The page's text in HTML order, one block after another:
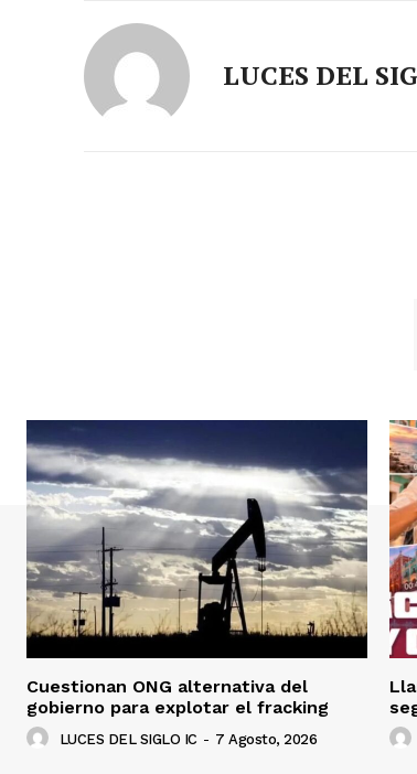
LUCES DEL
Cuestionan ONG alternativa del
gobierno para explotar el fracking
LUCES DEL SIGLO IC - 7 Agosto, 2026